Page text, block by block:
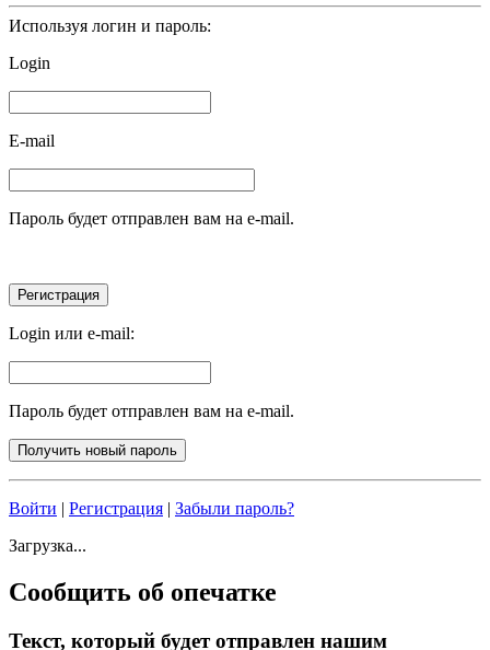
Используя логин и пароль:
Login
E-mail
Пароль будет отправлен вам на e-mail.
Login или e-mail:
Пароль будет отправлен вам на e-mail.
Войти | Регистрация | Забыли пароль?
Загрузка...
Сообщить об опечатке
Текст, который будет отправлен нашим